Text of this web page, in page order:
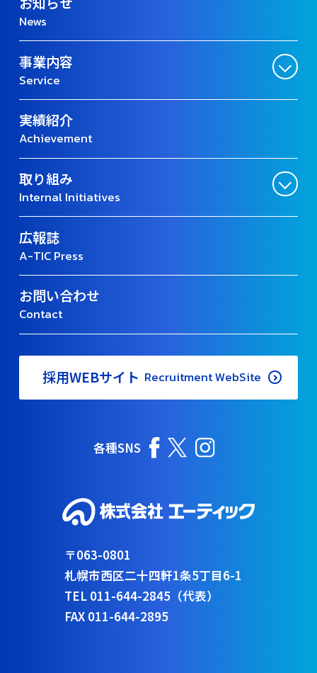
News
事業内容
Service
実績紹介
Achievement
取り組み
Internal Initiatives
広報誌
A-TIC Press
お問い合わせ
Contact
採用WEBサイト Recruitment WebSite
各種SNS
〒063-0801
札幌市西区二十四軒1条5丁目6-1
TEL 011-644-2845（代表）
FAX 011-644-2895